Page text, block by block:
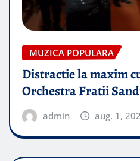
MUZICA POPULARA
Distractie la maxim
Orchestra Fratii
admin aug. 1,